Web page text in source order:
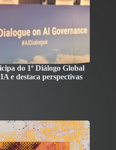
do 1º Diálogo Global
e destaca perspectivas